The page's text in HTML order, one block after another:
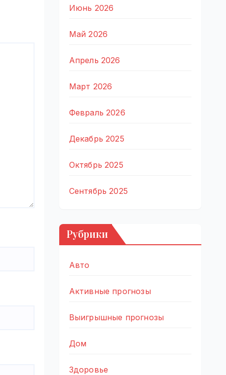
Июнь 2026
Май 2026
Апрель 2026
Март 2026
Февраль 2026
Декабрь 2025
Октябрь 2025
Сентябрь 2025
Рубрики
Авто
Активные прогнозы
Выигрышные прогнозы
Дом
Здоровье